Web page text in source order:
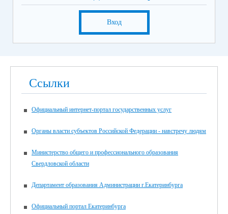
Вход
Ссылки
Официальный интернет-портал государственных услуг
Органы власти субъектов Российской Федерации - навстречу людям
Министерство общего и профессионального образования
Свердловской области
Департамент образования Администрации г.Екатеринбурга
Официальный портал Екатеринбурга